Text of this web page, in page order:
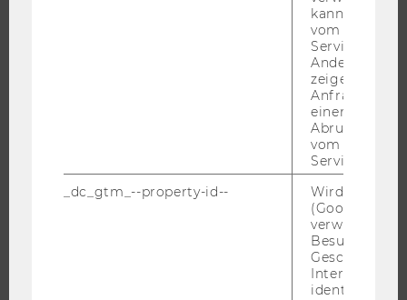
kann, um
vom AMP-
Service
Andere
zeigen Opt-
Anfrage im
einen Fehler
Abrufen
vom AMP
Service an.
_dc_gtm_--property-id--
Wird von
(Google Tag
verwendet,
Besucher
Geschlecht
Interessen zu
identifizieren.